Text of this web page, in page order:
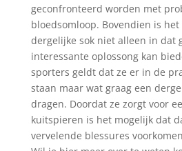
geconfronteerd worden met
bloedsomloop. Bovendien is het
dergelijke sok niet alleen in dat
interessante oplossong kan
sporters geldt dat ze er in de
staan maar wat graag een
dragen. Doordat ze zorgt voor
kuitspieren is het mogelijk dat
vervelende blessures